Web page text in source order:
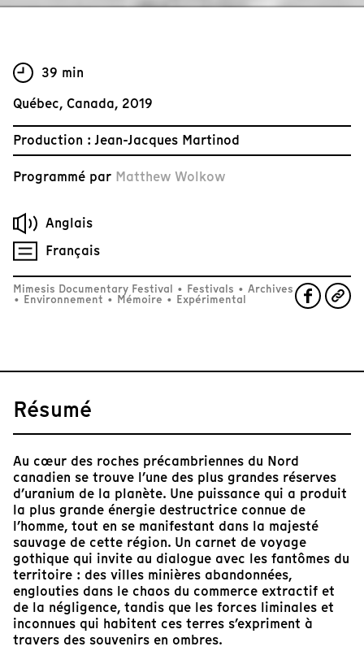
39 min
Québec, Canada, 2019
Production : Jean-Jacques Martinod
Programmé par Matthew Wolkow
Anglais
Français
Mimesis Documentary Festival • Festivals • Archives
• Environnement • Mémoire • Expérimental
Résumé
Au cœur des roches précambriennes du Nord
canadien se trouve l’une des plus grandes réserves
d’uranium de la planète. Une puissance qui a produit
la plus grande énergie destructrice connue de
l’homme, tout en se manifestant dans la majesté
sauvage de cette région. Un carnet de voyage
gothique qui invite au dialogue avec les fantômes du
territoire : des villes minières abandonnées,
englouties dans le chaos du commerce extractif et
de la négligence, tandis que les forces liminales et
inconnues qui habitent ces terres s’expriment à
travers des souvenirs en ombres.